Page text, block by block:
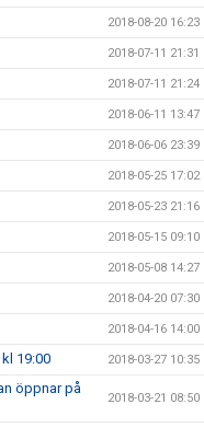
2018-08-20 16:23
2018-07-11 21:31
2018-07-11 21:24
2018-06-11 13:47
2018-06-06 23:39
2018-05-25 17:02
2018-05-23 21:16
2018-05-15 09:10
2018-05-08 14:27
2018-04-20 07:30
2018-04-16 14:00
19:00 2018-03-27 10:35
öppnar på
2018-03-21 08:50